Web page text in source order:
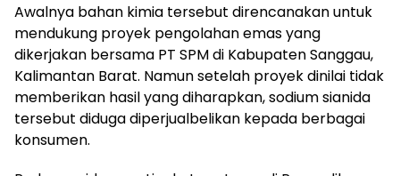
Awalnya bahan kimia tersebut direncanakan untuk
mendukung proyek pengolahan emas yang
dikerjakan bersama PT SPM di Kabupaten Sanggau,
Kalimantan Barat. Namun setelah proyek dinilai tidak
memberikan hasil yang diharapkan, sodium sianida
tersebut diduga diperjualbelikan kepada berbagai
konsumen.